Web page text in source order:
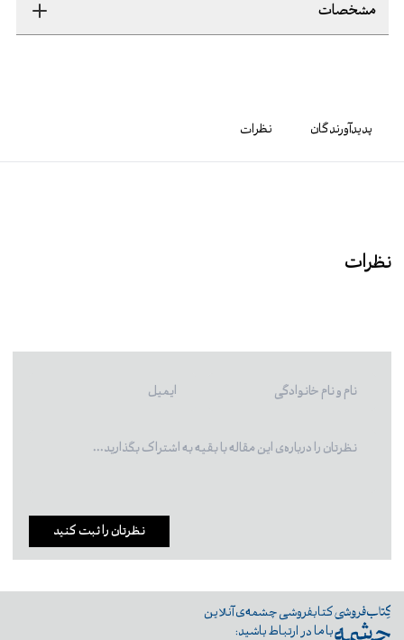
مشخصات
پدیدآورندگان نظرات
نظرات
نظرتان را ثبت کنید
کتابفروشی چشمه‌ی آنلاین
با ما در ارتباط باشید: